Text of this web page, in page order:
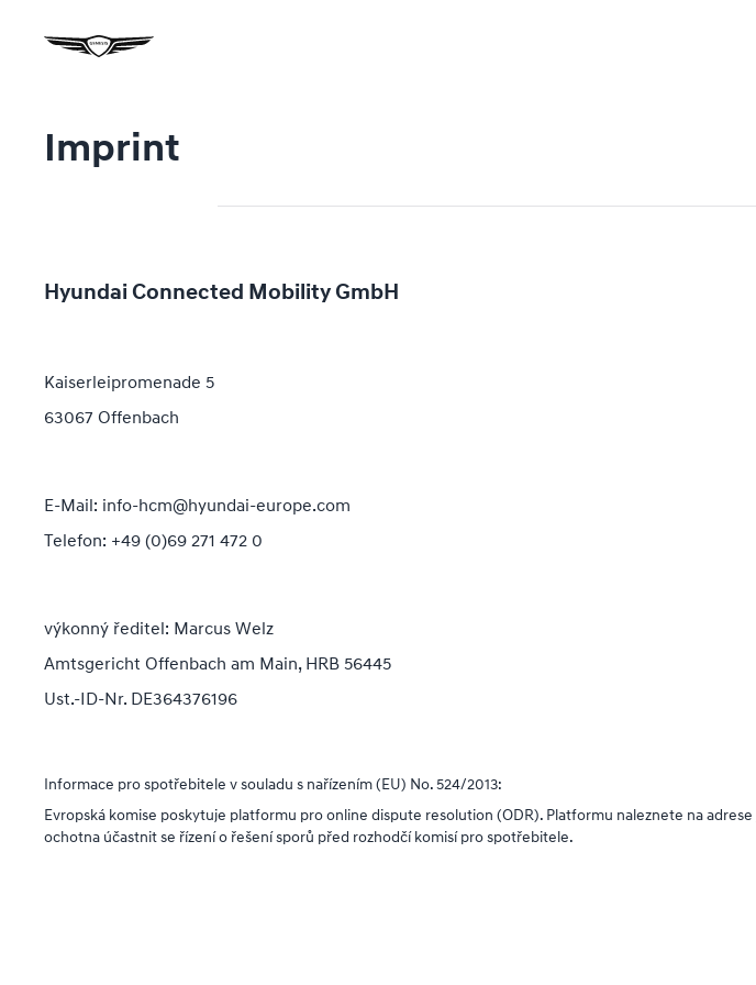
Imprint
Hyundai Connected Mobility GmbH
Kaiserleipromenade 5
63067 Offenbach
E-Mail: info-hcm@hyundai-europe.com
Telefon: +49 (0)69 271 472 0
výkonný ředitel: Marcus Welz
Amtsgericht Offenbach am Main, HRB 56445
Ust.-ID-Nr. DE364376196
Informace pro spotřebitele v souladu s nařízením(EU) No. 524/2013:
Evropská komise poskytuje platformu pro online dispute resolution (ODR). Platformu naleznete na adrese
ochotna účastnit se řízení o řešení sporů před rozhodčí komisí pro spotřebitele.